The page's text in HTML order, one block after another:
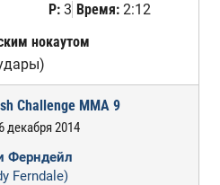
Р:3 Время:2:12
нокаутом
Challenge MMA 9
декабря 2014
Ферндейл
Ferndale)